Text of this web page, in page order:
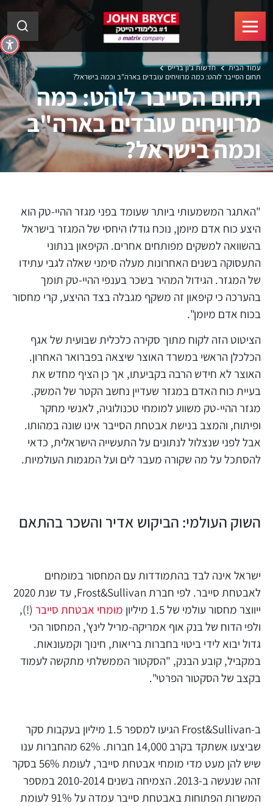
עמוד הבית
חדשות ג'ון ברייס
תחום הסייבר לוהט: כמה מרוויחים עובדים בארה"ב וכמה בישראל?
תחום הסייבר לוהט: כמה
מרוויחים עובדים בארה"ב
וכמה בישראל?
"האתגר המשמעותי ביותר שעומד בפני מגזר ההיי-טק הוא
היצע כוח אדם מיומן, נוכח גודלו היחסי של המגזר בישראל
בהשוואה למשקים מפותחים אחרים. הקיפאון בנתוני
התעסוקה בשנים האחרונות מעלה סימני שאלה לגבי עתידו
של המגזר. הגידול המהיר בשכר בענפי ההיי-טק תומך
בהערכה כי קיפאון זה משקף מגבלה בצד ההיצע, קרי מחסור
בכוח אדם מיומן".
הציטוט הזה לקוח מתוך סקירה כלכלית שבועית של אגף
הכלכלן הראשי במשרד האוצר שיצאה בפברואר האחרון.
האוצר לא חידש הרבה בקביעתו, אך כן הציף מחדש את
בעיית כוח האדם במגזר שעדיין נחשב הקטר של המשק.
מגזר ההיי-טק משווע למומחי טכנולוגיה, לאנשי מחקר
ופיתוח, והמצב בנישת אבטחת הסייבר אינו שונה במהותו.
אבל לפני שנצלול לנתונים על התעשייה הישראלית, כדאי
להסתכל על מה שקורה מעבר לים ועל המגמות העולמיות.
השוק העולמי: הביקוש אדיר והשכר בהתאם
ישראל אינה לבד בהתמודדות עם המחסור במומחים
לאבטחת סייבר. לפי חברת Frost&Sullivan, עד שנת 2020
ייווצר מחסור עולמי של 1.5 מיליון
מומחי אבטחת סייבר (!),
ולפי הדוח של בנק אוף אמריקה-מריל לינץ', המחסור הכי
גדול יבוא לידי ביטוי בחברות בריאות, חינוך וקמעונאות.
במקביל, קובע הבנק, "הסקטור הממשלתי מתקשה לעמוד
בקצב של הסקטור הפרטי".
ב-Frost&Sullivan הגיעו למספר 1.5 מיליון בעקבות סקר
שביצעו אשתקד בקרב 14,000 חברות. 62% מהחברות ענו
שיש להן מעט מדי מומחי אבטחת סייבר, לעומת 56% בסקר
זהה שנעשה ב-2013. הצמיחה בשנים 2010-2014 במספר
המשרות הפתוחות באבטחת סייבר עמדה על 91% לעומת